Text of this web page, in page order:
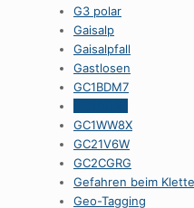
G3 polar
Gaisalp
Gaisalpfall
Gastlosen
GC1BDM7
GC1WW8X
GC21V6W
GC2CGRG
Gefahren beim
Geo-Tagging